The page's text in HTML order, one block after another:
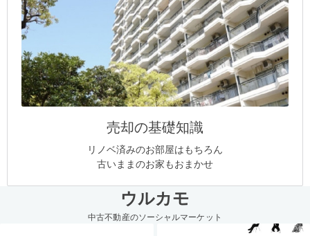
売却の基礎知識
リノベ済みのお部屋はもちろん
古いままのお家もおまかせ
ウルカモ
中古不動産のソーシャルマーケット